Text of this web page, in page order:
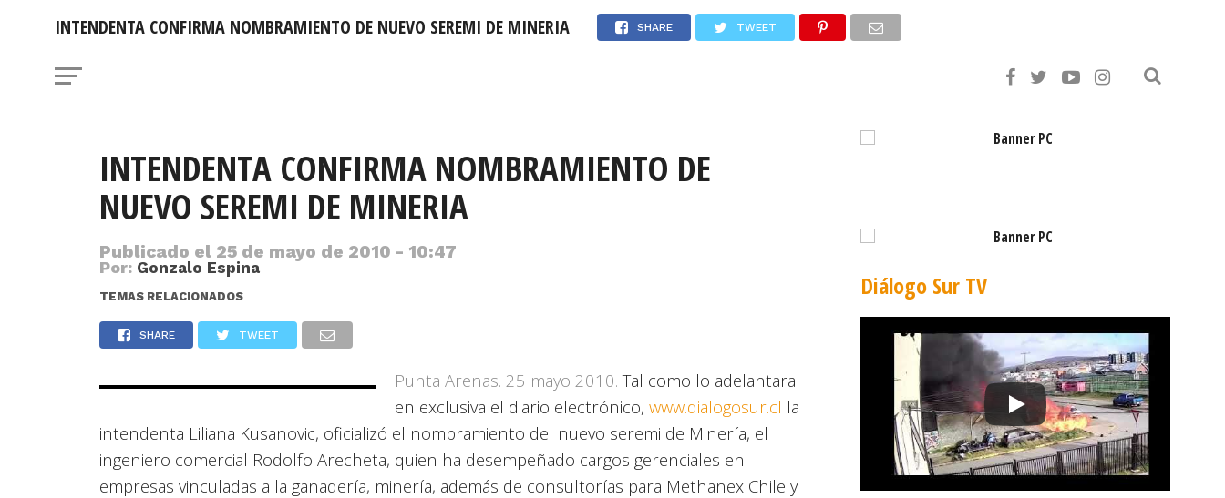
Jueves 6 de Agosto de 2026 USD: $911,58 UF: $40.844,79 EURO: $1.053,36
INTENDENTA CONFIRMA NOMBRAMIENTO DE NUEVO SEREMI DE MINERIA SHARE TWEET
INTENDENTA CONFIRMA NOMBRAMIENTO DE
NUEVO SEREMI DE MINERIA
Publicado el 25 de mayo de 2010 - 10:47
Por: Gonzalo Espina
TEMAS RELACIONADOS
SHARE TWEET
Punta Arenas. 25 mayo 2010. Tal como lo adelantara
en exclusiva el diario electrónico,www.dialogosur.cl la
intendenta Liliana Kusanovic, oficializó el nombramiento del nuevo seremi de Minería, el
ingeniero comercial Rodolfo Arecheta, quien ha desempeñado cargos gerenciales en
empresas vinculadas a la ganadería, minería, además de consultorías para Methanex Chile y
Diálogo Sur TV